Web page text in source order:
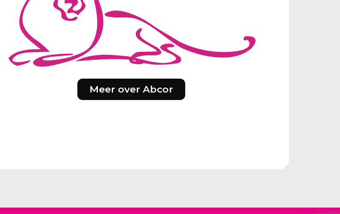
Meer over Abcor